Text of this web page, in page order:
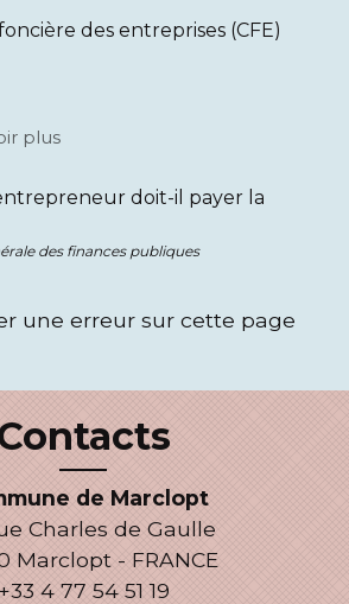
des entreprises (CFE)
plus
doit-il payer la
des finances publiques
une erreur sur cette page
de Marclopt
Charles de Gaulle
Marclopt - FRANCE
+33 4 77 54 51 19